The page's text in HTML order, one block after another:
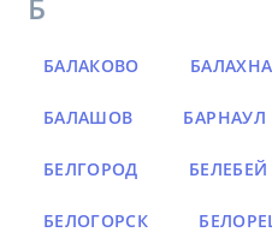
БАЛАКОВО БАЛАХНА
БАЛАШОВ БАРНАУЛ
БЕЛГОРОД БЕЛЕБЕЙ
БЕЛОГОРСК